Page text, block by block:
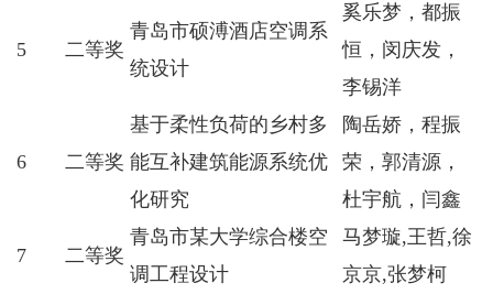
5 二等奖
青岛市硕溥酒店空调系
统设计
奚乐梦，都振
恒，闵庆发，
李锡洋
6 二等奖
基于柔性负荷的乡村多
能互补建筑能源系统优
化研究
陶岳娇，程振
荣，郭清源，
杜宇航，闫鑫
7 二等奖
青岛市某大学综合楼空
调工程设计
马梦璇,王哲,徐
京京,张梦柯